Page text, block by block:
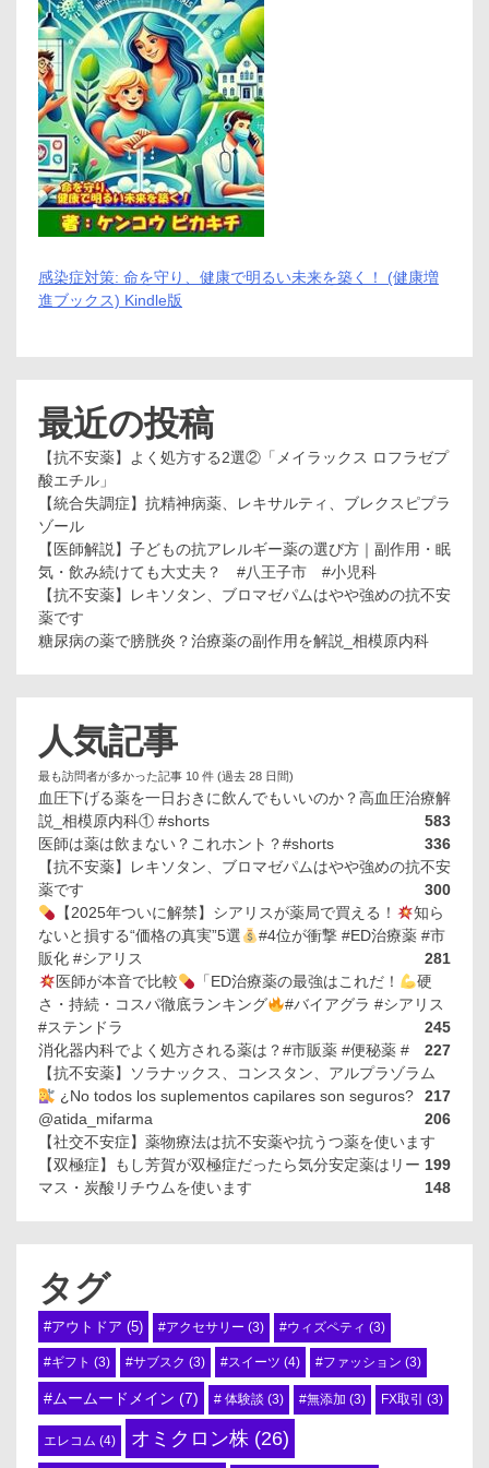
感染症対策: 命を守り、健康で明るい未来を築く！ (健康増
進ブックス) Kindle版
最近の投稿
【抗不安薬】よく処方する2選②「メイラックス ロフラゼプ
酸エチル」
【統合失調症】抗精神病薬、レキサルティ、ブレクスピプラ
ゾール
【医師解説】子どもの抗アレルギー薬の選び方｜副作用・眠
気・飲み続けても大丈夫？ #八王子市 #小児科
【抗不安薬】レキソタン、ブロマゼパムはやや強めの抗不安
薬です
糖尿病の薬で膀胱炎？治療薬の副作用を解説_相模原内科
人気記事
最も訪問者が多かった記事 10 件 (過去 28 日間)
血圧下げる薬を一日おきに飲んでもいいのか？高血圧治療解
説_相模原内科① #shorts
583
医師は薬は飲まない？これホント？#shorts
336
【抗不安薬】レキソタン、ブロマゼパムはやや強めの抗不安
薬です
300
【2025年ついに解禁】シアリスが薬局で買える！
知ら
ないと損する“価格の真実”5選
#4位が衝撃 #ED治療薬 #市
販化 #シアリス
281
医師が本音で比較
「ED治療薬の最強はこれだ！
硬
さ・持続・コスパ徹底ランキング
#バイアグラ #シアリス
#ステンドラ
245
消化器内科でよく処方される薬は？#市販薬 #便秘薬 #
227
【抗不安薬】ソラナックス、コンスタン、アルプラゾラム
217
¿No todos los suplementos capilares son seguros?
@atida_mifarma
206
【社交不安症】薬物療法は抗不安薬や抗うつ薬を使います
199
【双極症】もし芳賀が双極症だったら気分安定薬はリー
マス・炭酸リチウムを使います
148
タグ
#アウトドア (5) #アクセサリー (3) #ウィズペティ (3)
#ギフト (3) #サブスク (3) #スイーツ (4) #ファッション (3)
#ムームードメイン (7) # 体験談 (3) #無添加 (3) FX取引 (3)
エレコム (4) オミクロン株 (26)